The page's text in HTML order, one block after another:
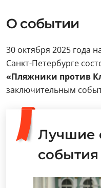
О событии
30 октября 2025 года
Санкт-Петербурге
«Пляжники против
заключительным
Лучшие
события